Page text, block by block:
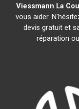
Viessmann La
vous aider.
devis gratuit et
réparation